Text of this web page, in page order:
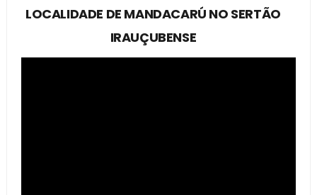
LOCALIDADE DE MANDACARÚ NO SERTÃO
IRAUÇUBENSE